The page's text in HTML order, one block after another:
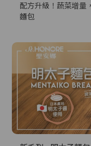
配方升級！蔬菜增量
麵包